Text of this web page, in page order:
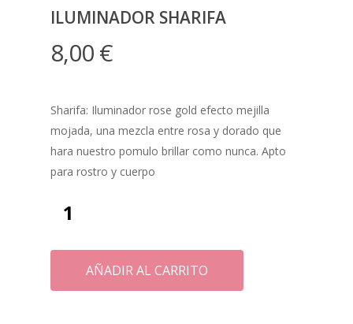
ILUMINADOR SHARIFA
8,00€
Sharifa: Iluminador rose gold efecto mejilla
mojada, una mezcla entre rosa y dorado que
hara nuestro pomulo brillar como nunca. Apto
para rostro y cuerpo
AÑADIR AL CARRITO